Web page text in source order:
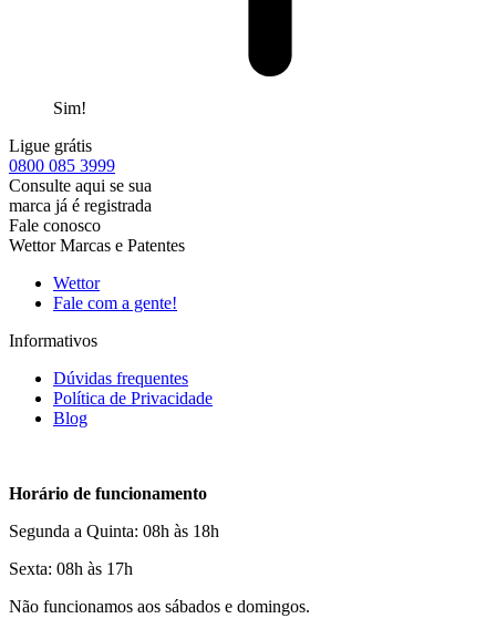
Sim!
Ligue grátis
0800 085 3999
Consulte aqui se sua
marca já é registrada
Fale conosco
Wettor Marcas e Patentes
Wettor
Fale com a gente!
Informativos
Dúvidas frequentes
Política de Privacidade
Blog
Horário de funcionamento
Segunda a Quinta: 08h às 18h
Sexta: 08h às 17h
Não funcionamos aos sábados e domingos.